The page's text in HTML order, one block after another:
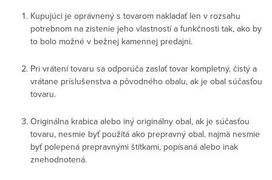
Kupujúci je oprávnený s tovarom nakladať len v rozsahu
potrebnom na zistenie jeho vlastností a funkčnosti tak, ako by
to bolo možné v bežnej kamennej predajni.
Pri vrátení tovaru sa odporúča zaslať tovar kompletný, čistý a
vrátane príslušenstva a pôvodného obalu, ak je obal súčasťou
tovaru.
Originálna krabica alebo iný originálny obal, ak je súčasťou
tovaru, nesmie byť použitá ako prepravný obal, najmä nesmie
byť polepená prepravnými štítkami, popísaná alebo inak
znehodnotená.